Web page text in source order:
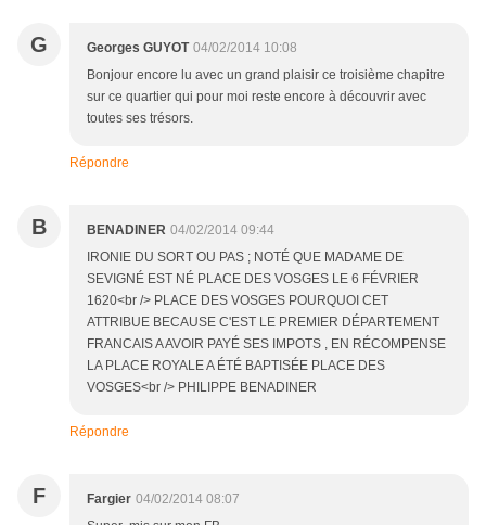
G Georges GUYOT 04/02/2014 10:08
Bonjour encore lu avec un grand plaisir ce troisième chapitre
sur ce quartier qui pour moi reste encore à découvrir avec
toutes ses trésors.
Répondre
B BENADINER 04/02/2014 09:44
IRONIE DU SORT OU PAS ; NOTÉ QUE MADAME DE
SEVIGNÉ EST NÉ PLACE DES VOSGES LE 6 FÉVRIER
1620<br /> PLACE DES VOSGES POURQUOI CET
ATTRIBUE BECAUSE C'EST LE PREMIER DÉPARTEMENT
FRANCAIS A AVOIR PAYÉ SES IMPOTS , EN RÉCOMPENSE
LA PLACE ROYALE A ÉTÉ BAPTISÉE PLACE DES
VOSGES<br /> PHILIPPE BENADINER
Répondre
F Fargier 04/02/2014 08:07